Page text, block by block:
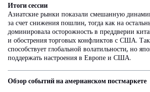
Итоги сессии
Азиатские рынки показали смешанную
за счет снижения пошлин, тогда как на
доминировала осторожность в преддверии
и обострения торговых конфликтов с США.
способствует глобальной волатильности, но
поддержать настроения в Европе и США.
Обзор событий на америанском постмаркете